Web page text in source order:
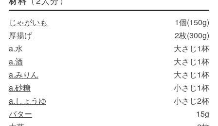
じゃがいも
1個(150g)
厚揚げ
2枚(300g)
a.水
大さじ1杯
a.酒
大さじ1杯
a.みりん
大さじ1杯
a.砂糖
小さじ1杯
a.しょうゆ
小さじ2杯
バター
15g